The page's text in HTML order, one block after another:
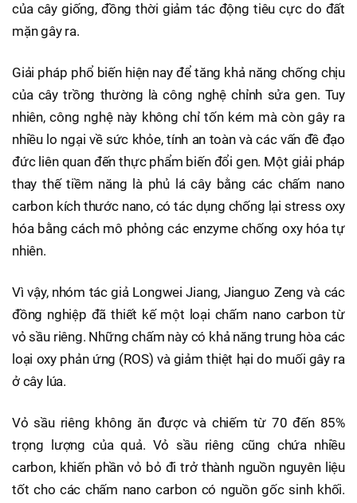
của cây giống, đồng thời giảm tác động tiêu cực do đất
mặn gây ra.
Giải pháp phổ biến hiện nay để tăng khả năng chống chịu
của cây trồng thường là công nghệ chỉnh sửa gen. Tuy
nhiên, công nghệ này không chỉ tốn kém mà còn gây ra
nhiều lo ngại về sức khỏe, tính an toàn và các vấn đề đạo
đức liên quan đến thực phẩm biến đổi gen. Một giải pháp
thay thế tiềm năng là phủ lá cây bằng các chấm nano
carbon kích thước nano, có tác dụng chống lại stress oxy
hóa bằng cách mô phỏng các enzyme chống oxy hóa tự
nhiên.
Vì vậy, nhóm tác giả Longwei Jiang, Jianguo Zeng và các
đồng nghiệp đã thiết kế một loại chấm nano carbon từ
vỏ sầu riêng. Những chấm này có khả năng trung hòa các
loại oxy phản ứng (ROS) và giảm thiệt hại do muối gây ra
ở cây lúa.
Vỏ sầu riêng không ăn được và chiếm từ 70 đến 85%
trọng lượng của quả. Vỏ sầu riêng cũng chứa nhiều
carbon, khiến phần vỏ bỏ đi trở thành nguồn nguyên liệu
tốt cho các chấm nano carbon có nguồn gốc sinh khối.